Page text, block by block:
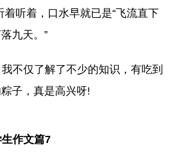
听着，口水早就已是“飞流直下
九天。”
不仅了解了不少的知识，有吃到
子，真是高兴呀!
作文篇7